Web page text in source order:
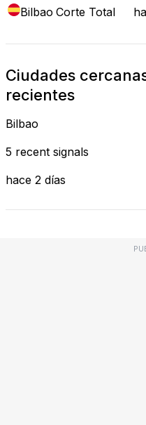
Bilbao Corte Total
Ciudades
recientes
Bilbao
5 recent signals
hace 2 días